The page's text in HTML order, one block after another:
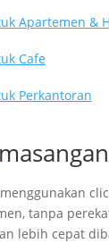
Apartemen &
Cafe
Perkantoran
tanpa
lebih cepat